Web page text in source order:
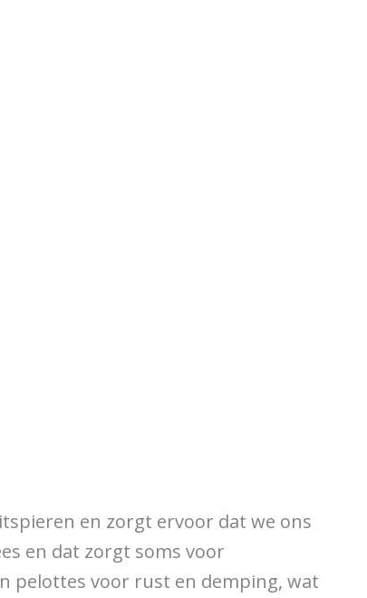
en zorgt ervoor dat we ons
en dat zorgt soms voor
pelottes voor rust en demping, wat